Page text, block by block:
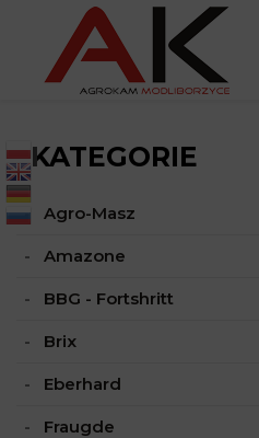
KATEGORIE
Agro-Masz
Amazone
BBG - Fortshritt
Brix
Eberhard
Fraugde